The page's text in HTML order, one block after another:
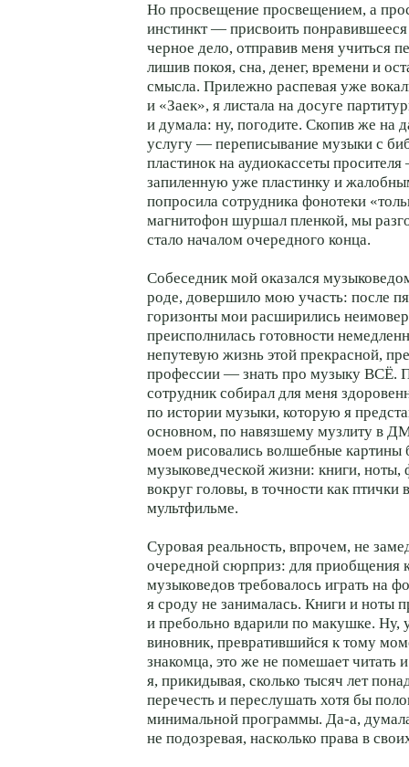
Но просвещение просвещением, а
инстинкт — присвоить
черное дело, отправив меня учиться
лишив покоя, сна, денег, времени и
смысла. Прилежно распевая уже
и «Заек», я листала на досуге
и думала: ну, погодите. Скопив же на
услугу — переписывание музыки с
пластинок на аудиокассеты
запиленную уже пластинку и
попросила сотрудника фонотеки
магнитофон шуршал пленкой, мы
стало началом очередного конца.
Собеседник мой оказался
роде, довершило мою участь: после
горизонты мои расширились
преисполнилась готовности
непутевую жизнь этой прекрасной,
профессии — знать про музыку ВСЁ.
сотрудник собирал для меня
по истории музыки, которую я
основном, по навязшему музлиту в
моем рисовались волшебные картины
музыковедческой жизни: книги, ноты,
вокруг головы, в точности как птички
мультфильме.
Суровая реальность, впрочем, не
очередной сюрприз: для приобщения
музыковедов требовалось играть на
я сроду не занималась. Книги и ноты
и пребольно вдарили по макушке. Ну,
виновник, превратившийся к тому
знакомца, это же не помешает читать
я, прикидывая, сколько тысяч лет
перечесть и переслушать хотя бы
минимальной программы. Да-а,
не подозревая, насколько права в